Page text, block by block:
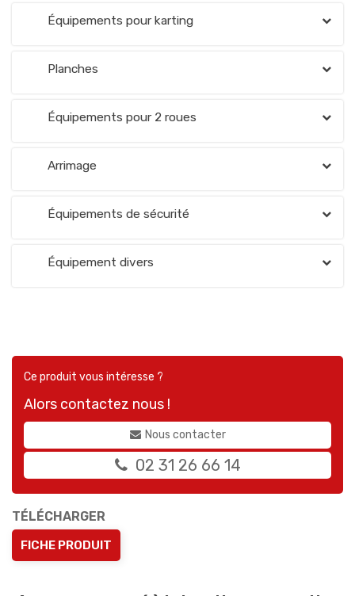
Équipements pour karting
Planches
Équipements pour 2 roues
Arrimage
Équipements de sécurité
Équipement divers
Ce produit vous intéresse ?
Alors contactez nous !
Nous contacter
02 31 26 66 14
TÉLÉCHARGER
FICHE PRODUIT